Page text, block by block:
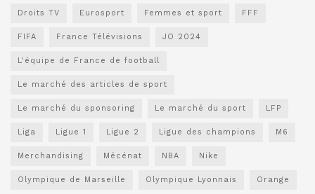
Droits TV Eurosport Femmes et sport FFF
FIFA France Télévisions JO 2024
L'équipe de France de football
Le marché des articles de sport
Le marché du sponsoring Le marché du sport LFP
Liga Ligue 1 Ligue 2 Ligue des champions M6
Merchandising Mécénat NBA Nike
Olympique de Marseille Olympique Lyonnais Orange